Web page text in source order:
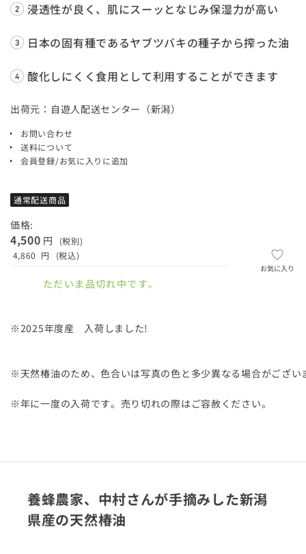
浸透性が良く、肌にスーッとなじみ保湿力が高い
日本の固有種であるヤブツバキの種子から搾った油
酸化しにくく食用として利用することができます
出荷元：自遊人配送センター（新潟）
お問い合わせ
送料について
会員登録/お気に入りに追加
通常配送商品
価格:
4,500 円
(税別)
4,860 円 (税込)
ただいま品切れ中です。
お気に入り
※2025年度産 入荷しました!
※天然椿油のため、色合いは写真の色と多少異なる場合がござい
※年に一度の入荷です。売り切れの際はご容赦ください。
養蜂農家、中村さんが手摘みした新潟
県産の天然椿油